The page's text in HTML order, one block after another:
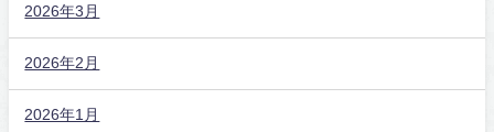
2026年3月
2026年2月
2026年1月